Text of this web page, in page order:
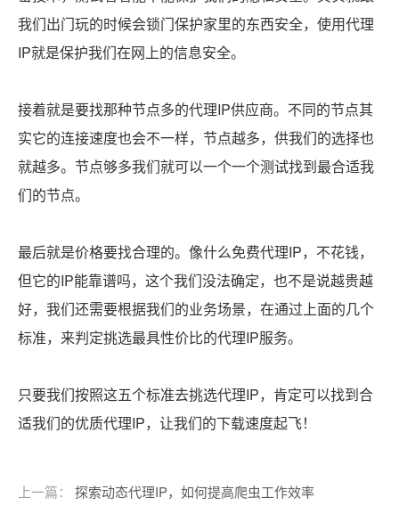
我们出门玩的时候会锁门保护家里的东西安全，使用代理
IP就是保护我们在网上的信息安全。
接着就是要找那种节点多的代理IP供应商。不同的节点其
实它的连接速度也会不一样，节点越多，供我们的选择也
就越多。节点够多我们就可以一个一个测试找到最合适我
们的节点。
最后就是价格要找合理的。像什么免费代理IP，不花钱，
但它的IP能靠谱吗，这个我们没法确定，也不是说越贵越
好，我们还需要根据我们的业务场景，在通过上面的几个
标准，来判定挑选最具性价比的代理IP服务。
只要我们按照这五个标准去挑选代理IP，肯定可以找到合
适我们的优质代理IP，让我们的下载速度起飞！
上一篇： 探索动态代理IP，如何提高爬虫工作效率